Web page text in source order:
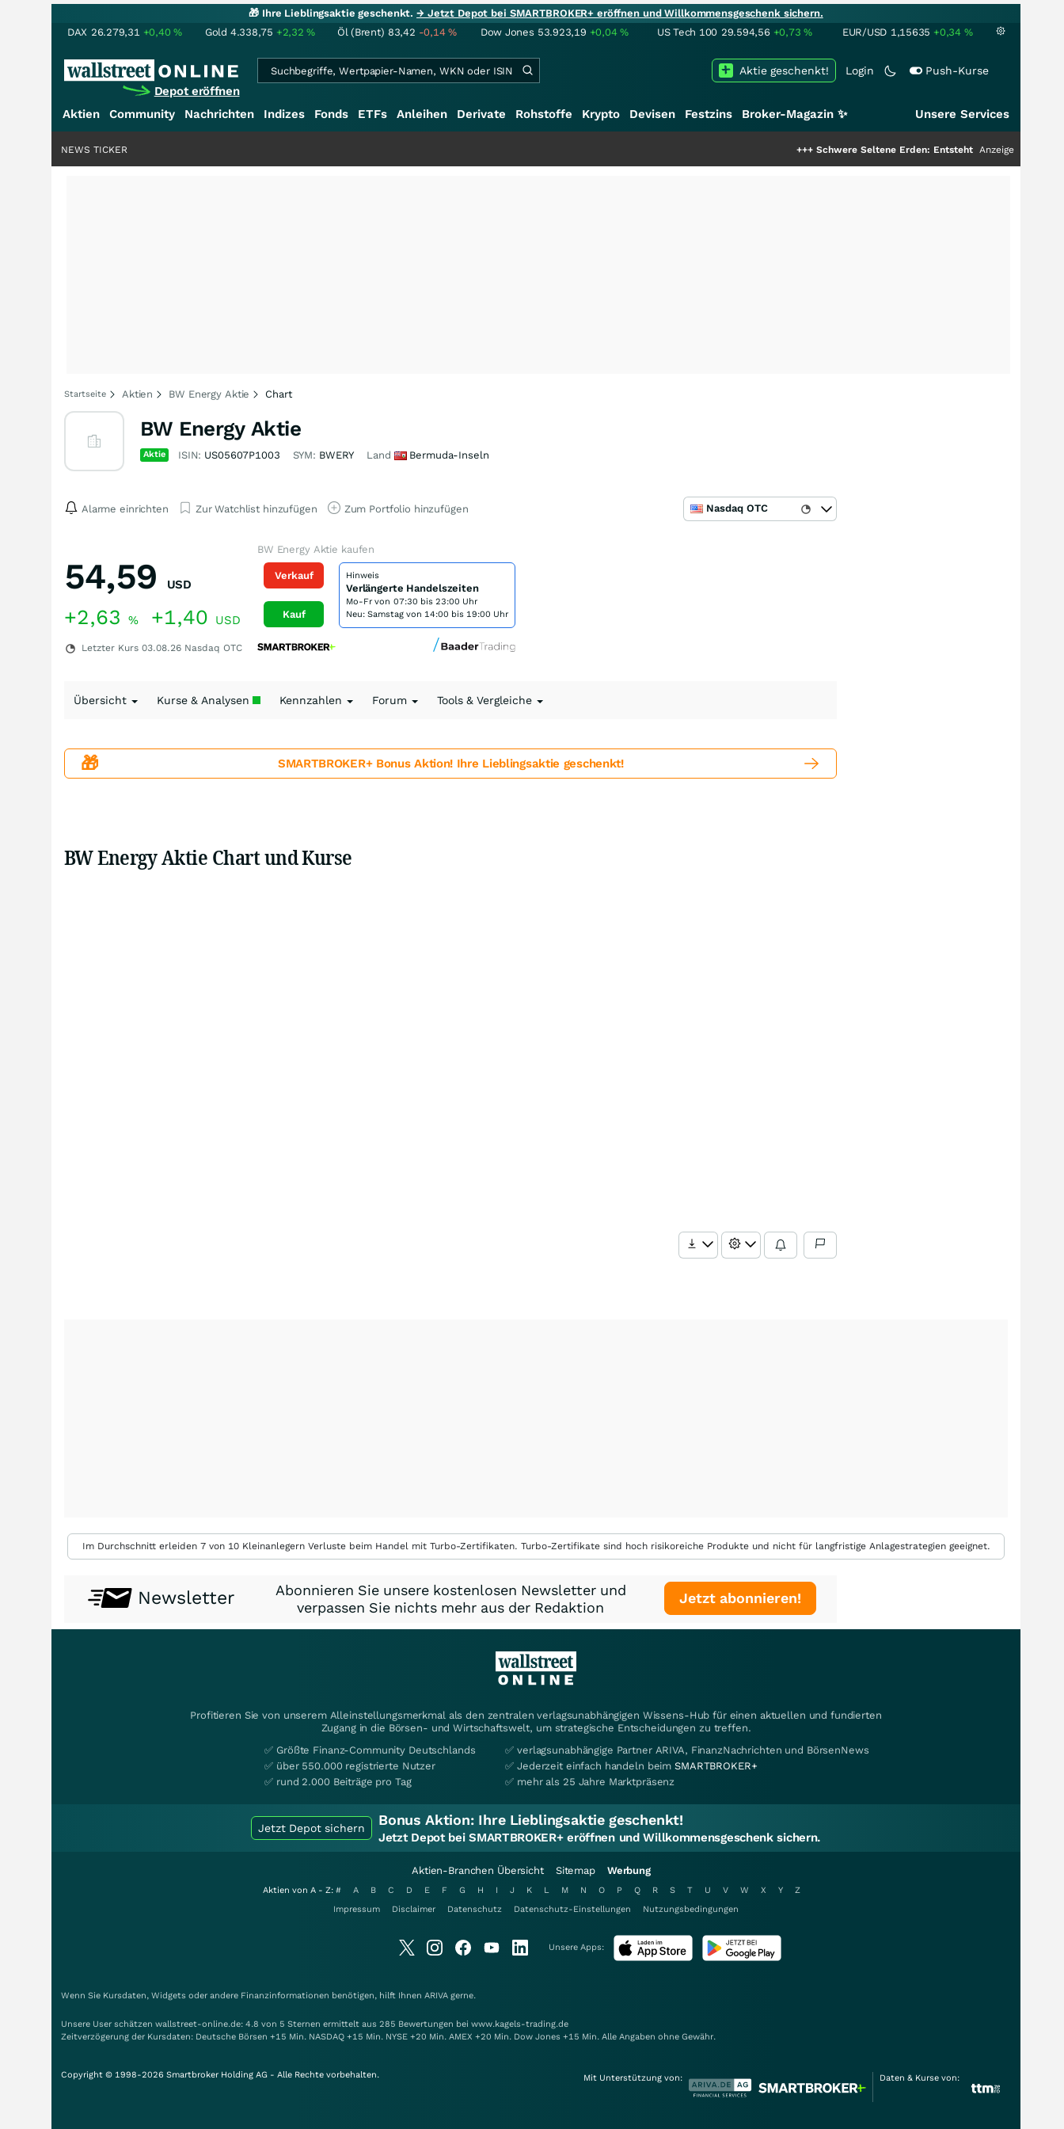
🎁 Ihre Lieblingsaktie geschenkt.→ Jetzt Depot bei SMARTBROKER+ eröffnen und Willkommensgeschenk sichern.
DAX 26.279,31 +0,40% Gold 4.338,75 +2,32% Öl (Brent) 83,42 -0,14% Dow Jones 53.923,19 +0,04% US Tech 100 29.594,56 +0,73% EUR/USD 1,15635 +0,34 %
Depot eröffnen
Login Push-Kurse
Aktie geschenkt!
Aktien Community Nachrichten Indizes Fonds ETFs Anleihen Derivate Rohstoffe Krypto Devisen Festzins Broker-Magazin ✨ Unsere Services
Schwere Seltene Erden: Entsteht hier die nächste
Anzeige
NEWS TICKER
Startseite Aktien BW Energy Aktie Chart
BW Energy Aktie
Aktie ISIN: US05607P1003 SYM: BWERY Land Bermuda-Inseln
Alarme einrichten Zur Watchlist hinzufügen Zum Portfolio hinzufügen Nasdaq OTC
54,59 USD
+2,63 % +1,40 USD
Letzter Kurs 03.08.26 Nasdaq OTC
BW Energy Aktie kaufen
Verkauf
Kauf
Hinweis
Verlängerte Handelszeiten
Mo-Fr von 07:30 bis 23:00 Uhr
Neu: Samstag von 14:00 bis 19:00 Uhr
Übersicht Kurse & Analysen Kennzahlen Forum Tools & Vergleiche
🎁 SMARTBROKER+ Bonus Aktion! Ihre Lieblingsaktie geschenkt!
BW Energy Aktie Chart und Kurse
Im Durchschnitt erleiden 7 von 10 Kleinanlegern Verluste beim Handel mit Turbo-Zertifikaten. Turbo-Zertifikate sind hoch risikoreiche Produkte und nicht für langfristige Anlagestrategien geeignet.
Newsletter
Abonnieren Sie unsere kostenlosen Newsletter und
verpassen Sie nichts mehr aus der Redaktion
Jetzt abonnieren!
Profitieren Sie von unserem Alleinstellungsmerkmal als den zentralen verlagsunabhängigen Wissens-Hub für einen aktuellen und fundierten
Zugang in die Börsen- und Wirtschaftswelt, um strategische Entscheidungen zu treffen.
✅ Größte Finanz-Community Deutschlands
✅ über 550.000 registrierte Nutzer
✅ rund 2.000 Beiträge pro Tag
✅ verlagsunabhängige Partner ARIVA, FinanzNachrichten und BörsenNews
✅ Jederzeit einfach handeln beimSMARTBROKER+
✅ mehr als 25 Jahre Marktpräsenz
Jetzt Depot sichern Bonus Aktion: Ihre Lieblingsaktie geschenkt!
Jetzt Depot bei SMARTBROKER+ eröffnen und Willkommensgeschenk sichern.
Aktien-Branchen Übersicht Sitemap Werbung
Aktien von A - Z: # A B C D E F G H I J K L M N O P Q R S T U V W X Y
Z
Impressum
Disclaimer Datenschutz Datenschutz-Einstellungen Nutzungsbedingungen
Unsere Apps:
Wenn Sie Kursdaten, Widgets oder andere Finanzinformationen benötigen, hilft Ihnen ARIVA gerne.
Unsere User schätzen wallstreet-online.de: 4.8 von 5 Sternen ermittelt aus 285 Bewertungen bei www.kagels-trading.de
Zeitverzögerung der Kursdaten: Deutsche Börsen +15 Min. NASDAQ +15 Min. NYSE +20 Min. AMEX +20 Min. Dow Jones +15 Min. Alle Angaben ohne Gewähr.
Copyright © 1998-2026 Smartbroker Holding AG - Alle Rechte vorbehalten. Mit Unterstützung von: Daten & Kurse von: